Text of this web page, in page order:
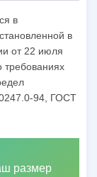
в
в
от 22 июля
требованиях
94, ГОСТ
размер